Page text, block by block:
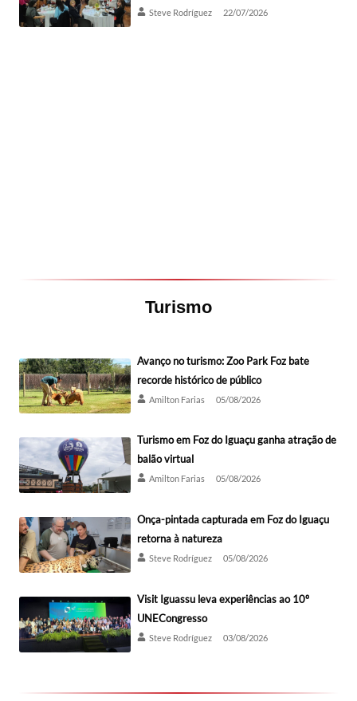
Steve Rodríguez 22/07/2026
Turismo
Avanço no turismo: Zoo Park Foz bate
recorde histórico de público
Amilton Farias 05/08/2026
Turismo em Foz do Iguaçu ganha atração de
balão virtual
Amilton Farias 05/08/2026
Onça-pintada capturada em Foz do Iguaçu
retorna à natureza
Steve Rodríguez 05/08/2026
Visit Iguassu leva experiências ao 10º
UNECongresso
Steve Rodríguez 03/08/2026